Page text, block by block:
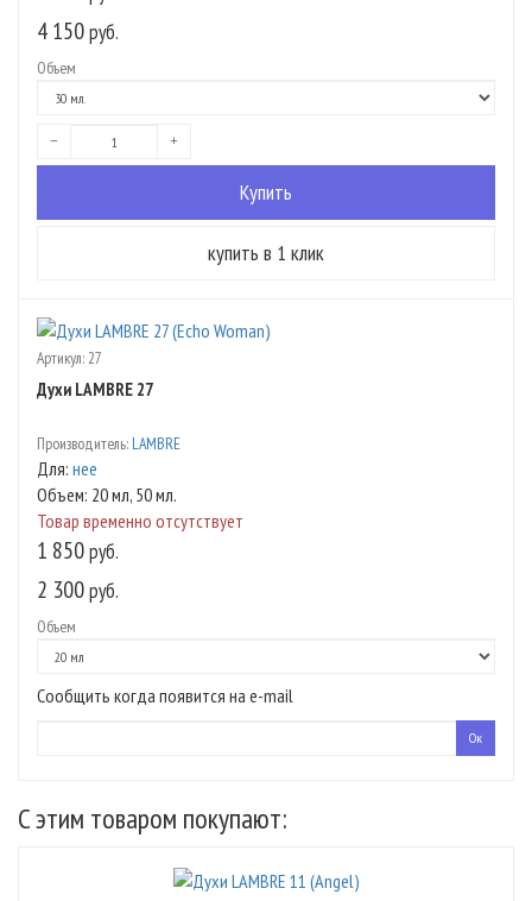
4 150руб.
Объем
Артикул:27
Духи LAMBRE 27
Производитель: LAMBRE
Для: нее
Объем: 20 мл, 50 мл.
Товар временно отсутствует
1 850руб.
2 300руб.
Объем
Сообщить когда появится на e-mail
C этим товаром покупают: